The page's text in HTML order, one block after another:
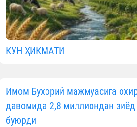
КУН ҲИКМАТИ
Имом Бухорий мажмуасига
давомида 2,8 миллиондан
буюрди